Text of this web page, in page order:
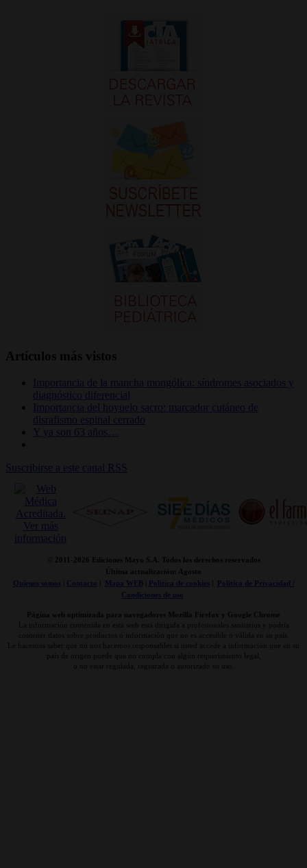
Artículos más vistos
Importancia de la mancha mongólica: síndromes asociados y
diagnóstico diferencial
Importancia del hoyuelo sacro: marcador cutáneo de
disrafismo espinal cerrado
Y ya son 63 años…
Suscribirse a este canal RSS
© 2011- 2026 Ediciones Mayo S.A. Todos los derechos reservados
Última actualización: Agosto
Quienes somos| Contacto Mapa WEB| Politica de cookies|
Politica de Privacidad /
Condiciones de uso
Página web optimizada para navegadores Mozilla Firefox y Google Chrome
La información contenida en esta web está dirigida a profesionales sanitarios y podría
contener datos sobre productos o información que no es accesible o válida en su país.
Le hacemos saber que no nos hacemos responsables si usted accede a información que en su
país de origen puede que no cumpla con algún requerimiento legal,
o no estar regulada, registrada o autorizado su uso.